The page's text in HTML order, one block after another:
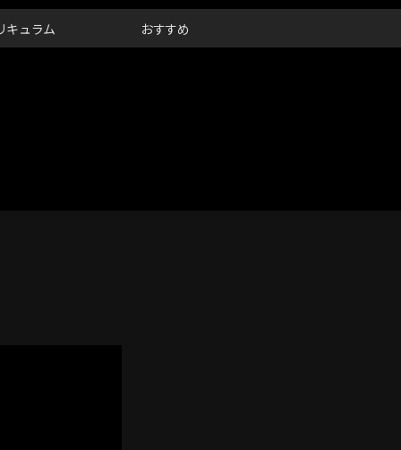
キュラム おすすめ